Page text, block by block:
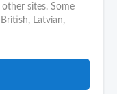
sites. Some
Latvian,